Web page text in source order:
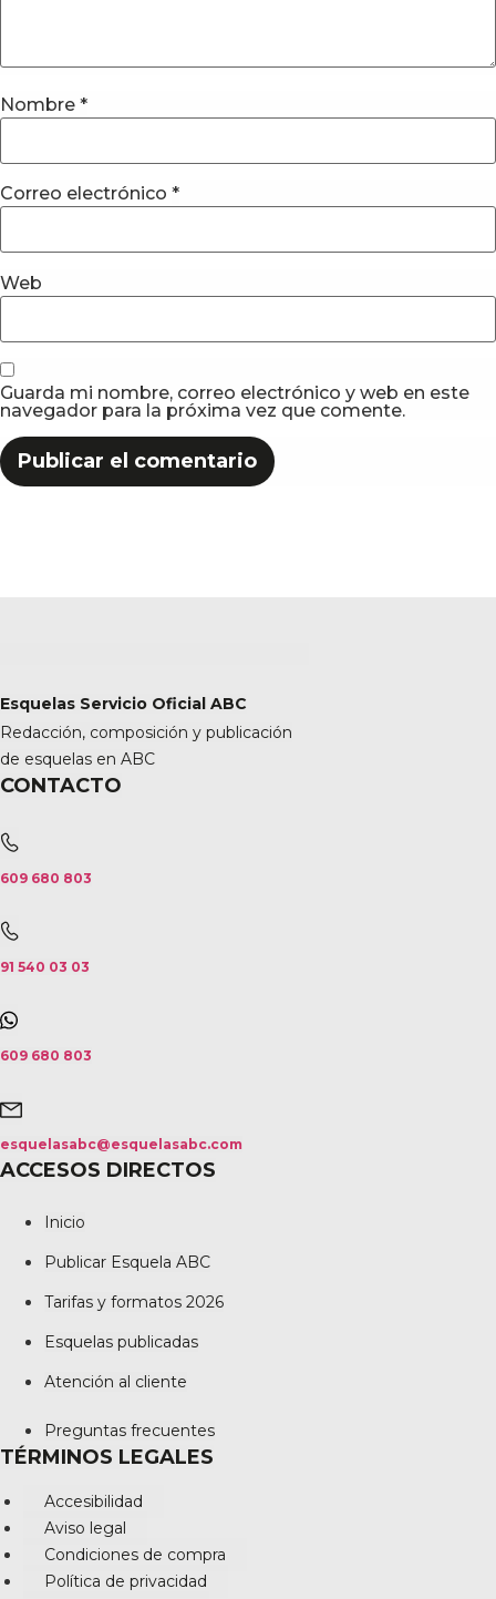
Nombre *
Correo electrónico *
Web
Guarda mi nombre, correo electrónico y web en este
navegador para la próxima vez que comente.
Esquelas Servicio Oficial ABC
Redacción, composición y publicación
de esquelas en ABC
CONTACTO
609 680 803
91 540 03 03
609 680 803
esquelasabc@esquelasabc.com
ACCESOS DIRECTOS
Inicio
Publicar Esquela ABC
Tarifas y formatos 2026
Esquelas publicadas
Atención al cliente
Preguntas frecuentes
TÉRMINOS LEGALES
Accesibilidad
Aviso legal
Condiciones de compra
Política de privacidad